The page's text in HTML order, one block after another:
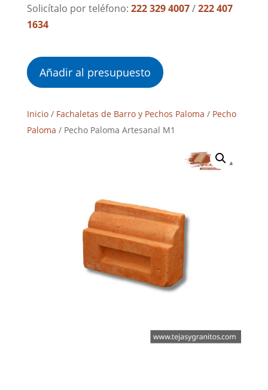
Solicítalo por teléfono: 222 329 4007/222 407
1634
Añadir al presupuesto
Inicio/ Fachaletas de Barro y Pechos Paloma / Pecho
Paloma / Pecho Paloma Artesanal M1